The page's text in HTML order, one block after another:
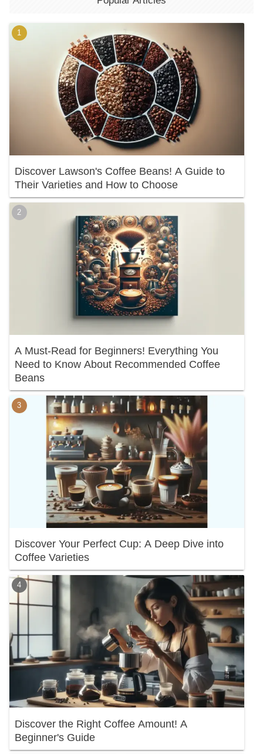
Discover Lawson's Coffee Beans! A Guide to
Their Varieties and How to Choose
A Must-Read for Beginners! Everything You
Need to Know About Recommended Coffee
Beans
Discover Your Perfect Cup: A Deep Dive into
Coffee Varieties
Discover the Right Coffee Amount! A
Beginner's Guide